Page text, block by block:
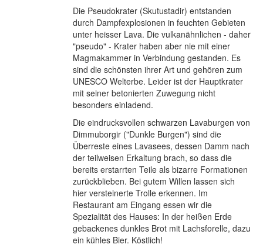
Die Pseudokrater (Skutustadir) entstanden
durch Dampfexplosionen in feuchten Gebieten
unter heisser Lava. Die vulkanähnlichen - daher
"pseudo" - Krater haben aber nie mit einer
Magmakammer in Verbindung gestanden. Es
sind die schönsten ihrer Art und gehören zum
UNESCO Welterbe. Leider ist der Hauptkrater
mit seiner betonierten Zuwegung nicht
besonders einladend.
Die eindrucksvollen schwarzen Lavaburgen von
Dimmuborgir ("Dunkle Burgen") sind die
Überreste eines Lavasees, dessen Damm nach
der teilweisen Erkaltung brach, so dass die
bereits erstarrten Teile als bizarre Formationen
zurückblieben. Bei gutem Willen lassen sich
hier versteinerte Trolle erkennen. Im
Restaurant am Eingang essen wir die
Spezialität des Hauses: In der heißen Erde
gebackenes dunkles Brot mit Lachsforelle, dazu
ein kühles Bier. Köstlich!